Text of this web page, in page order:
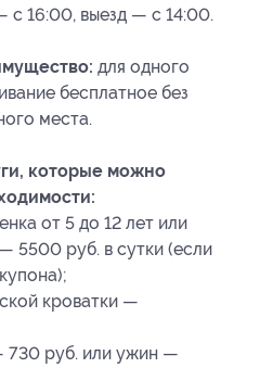
с 16:00, выезд — с 14:00.
для одного
бесплатное без
места.
которые можно
от 5 до 12 лет или
5500 руб. в сутки (если
кроватки —
руб. или ужин —